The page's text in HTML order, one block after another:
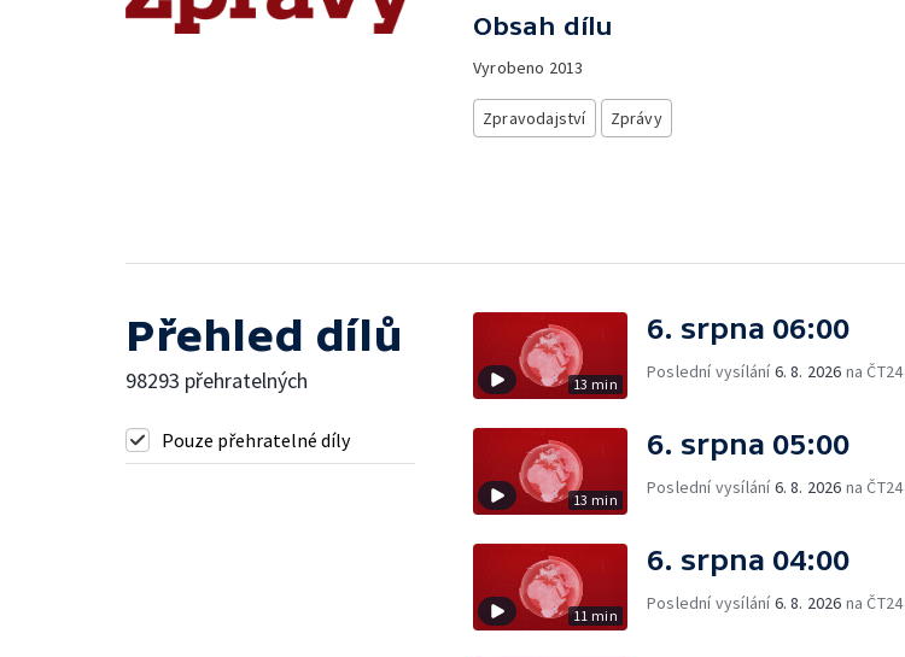
Obsah dílu
Vyrobeno 2013
Zpravodajství Zprávy
Přehled dílů
98293 přehratelných
Pouze přehratelné díly
13 min
6. srpna 06:00
Poslední vysílání6. 8. 2026 na ČT24
13 min
6. srpna 05:00
Poslední vysílání6. 8. 2026 na ČT24
11 min
6. srpna 04:00
Poslední vysílání6. 8. 2026 na ČT24